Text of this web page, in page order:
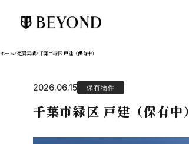
ホーム>売買実績>千葉市緑区 戸建（保有中）
2026.06.15 保有物件
千葉市緑区 戸建（保有中）